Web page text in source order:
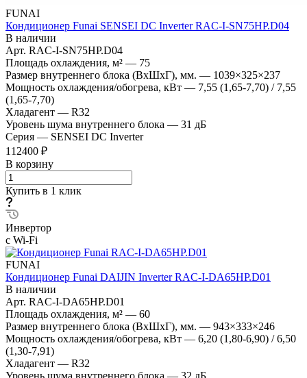
FUNAI
Кондиционер Funai SENSEI DC Inverter RAC-I-SN75HP.D04
В наличии
Арт. RAC-I-SN75HP.D04
Площадь охлаждения, м² — 75
Размер внутреннего блока (ВхШхГ), мм. — 1039×325×237
Мощность охлаждения/обогрева, кВт — 7,55 (1,65-7,70) / 7,55
(1,65-7,70)
Хладагент — R32
Уровень шума внутреннего блока — 31 дБ
Серия — SENSEI DC Inverter
112400 ₽
В корзину
Купить в 1 клик
Инвертор
с Wi-Fi
FUNAI
Кондиционер Funai DAIJIN Inverter RAC-I-DA65HP.D01
В наличии
Арт. RAC-I-DA65HP.D01
Площадь охлаждения, м² — 60
Размер внутреннего блока (ВхШхГ), мм. — 943×333×246
Мощность охлаждения/обогрева, кВт — 6,20 (1,80-6,90) / 6,50
(1,30-7,91)
Хладагент — R32
Уровень шума внутреннего блока — 32 дБ